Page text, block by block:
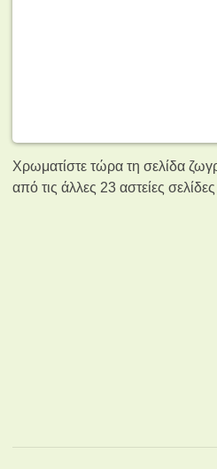
Χρωματίστε τώρα τη σελίδα
από τις άλλες 23 αστείες